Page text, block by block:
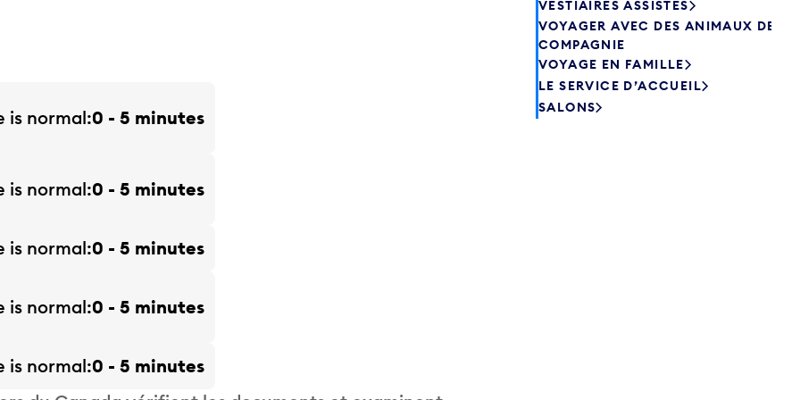
is normal 0 - 5 minutes
is normal 0 - 5 minutes
is normal 0 - 5 minutes
is normal 0 - 5 minutes
is normal 0 - 5 minutes
VESTIAIRES ASSISTÉS
VOYAGER AVEC DES ANIMAUX DE
COMPAGNIE
VOYAGE EN FAMILLE
LE SERVICE D’ACCUEIL
SALONS